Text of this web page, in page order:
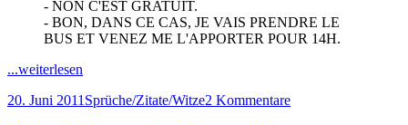
- NON C'EST GRATUIT.
- BON, DANS CE CAS, JE VAIS PRENDRE LE
BUS ET VENEZ ME L'APPORTER POUR 14H.
...weiterlesen
–
Veröffentlicht
20. Juni 2011 Kategorien
Sprüche/Zitate/Witze2 Kommentarezu